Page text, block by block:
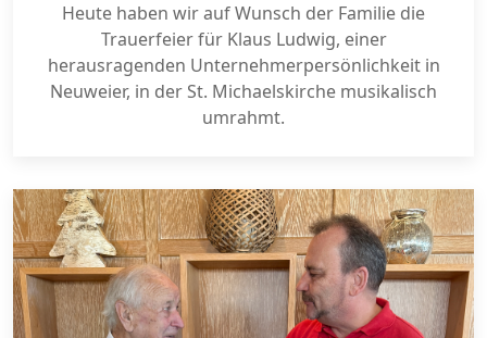
Heute haben wir auf Wunsch der Familie die
Trauerfeier für Klaus Ludwig, einer
herausragenden Unternehmerpersönlichkeit in
Neuweier, in der St. Michaelskirche musikalisch
umrahmt.